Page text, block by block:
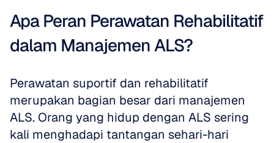
Apa Peran Perawatan Rehabilitatif
dalam Manajemen ALS?
Perawatan suportif dan rehabilitatif
merupakan bagian besar dari manajemen
ALS. Orang yang hidup dengan ALS sering
kali menghadapi tantangan sehari-hari